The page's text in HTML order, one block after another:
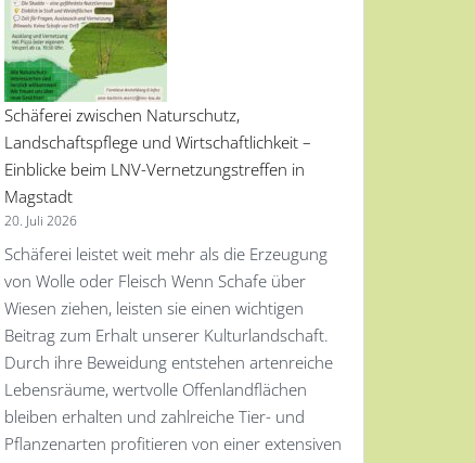
Schäferei zwischen Naturschutz,
Landschaftspflege und Wirtschaftlichkeit –
Einblicke beim LNV-Vernetzungstreffen in
Magstadt
20. Juli 2026
Schäferei leistet weit mehr als die Erzeugung
von Wolle oder Fleisch Wenn Schafe über
Wiesen ziehen, leisten sie einen wichtigen
Beitrag zum Erhalt unserer Kulturlandschaft.
Durch ihre Beweidung entstehen artenreiche
Lebensräume, wertvolle Offenlandflächen
bleiben erhalten und zahlreiche Tier- und
Pflanzenarten profitieren von einer extensiven